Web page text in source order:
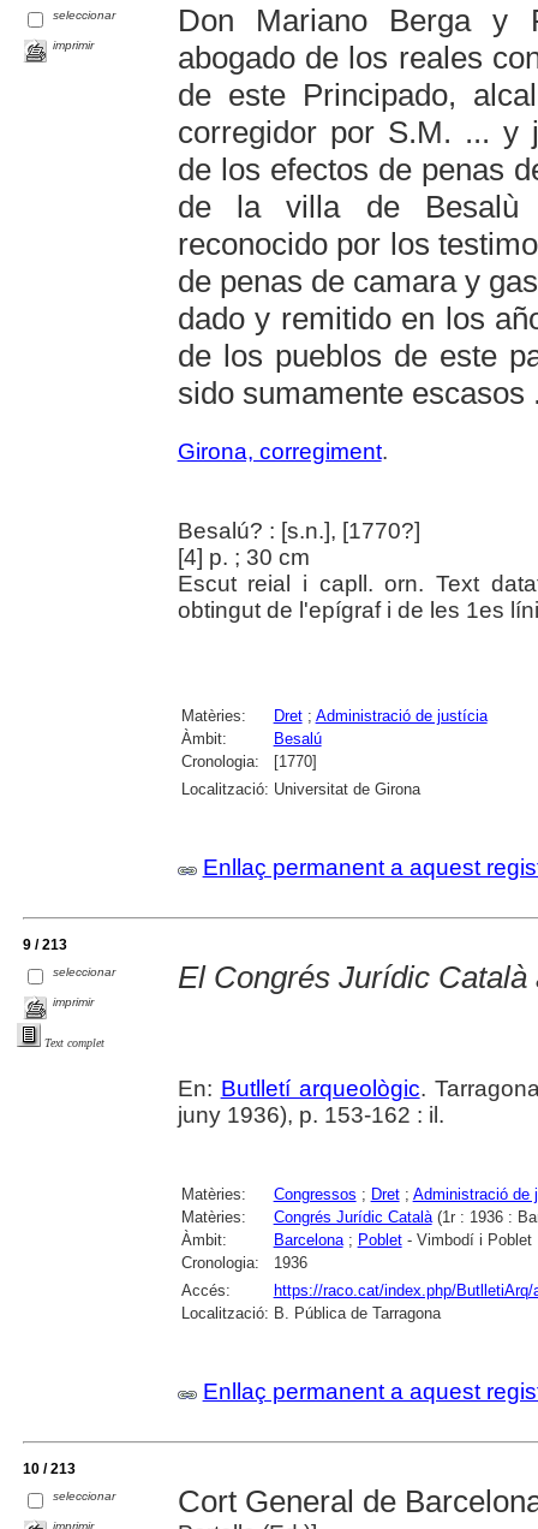
seleccionar
imprimir
Don Mariano Berga y
abogado de los reales
de este Principado,
corregidor por S.M. ... y
de los efectos de penas
de la villa de Besalù
reconocido por los
de penas de camara y
dado y remitido en los
de los pueblos de este
sido sumamente escasos
Girona, corregiment.
Besalú? : [s.n.], [1770?]
[4] p. ; 30 cm
Escut reial i capll. orn. Text
obtingut de l'epígraf i de les 1es
Matèries: Dret; Administració de justícia
Àmbit:
Besalú
Cronologia:
[1770]
Localització: Universitat de Girona
Enllaç permanent a aquest
9 / 213
seleccionar
imprimir
Text complet
El Congrés Jurídic Català
En: Butlletí arqueològic.
juny 1936), p. 153-162 : il.
Matèries: Congressos ; Dret; Administració de
Matèries:
Congrés Jurídic Català(1r : 1936 :
Àmbit:
Barcelona; Poblet- Vimbodí i
Cronologia:
1936
Accés:
https://raco.cat/index.php/ButlletiArq/
Localització: B. Pública de Tarragona
Enllaç permanent a aquest
10 / 213
seleccionar
imprimir
Cort General de